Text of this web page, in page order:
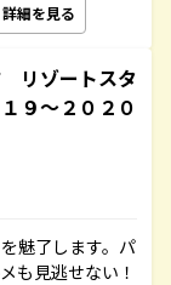
詳細を見る
リゾートスタ
９～２０２０
魅了します。パ
も見逃せない！